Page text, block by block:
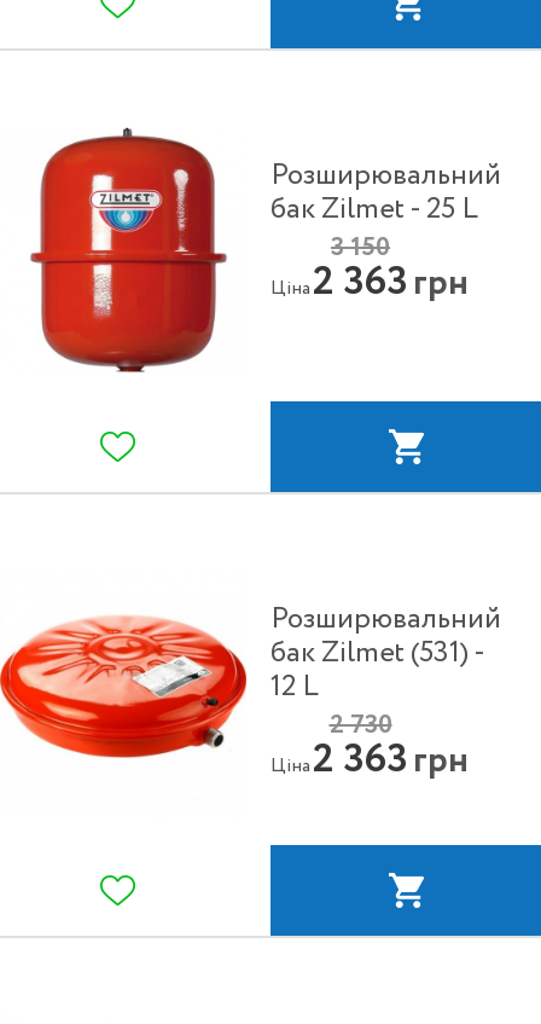
Розширювальний
бак Zilmet - 25 L
Ціна
3 150
2 363грн
Розширювальний
бак Zilmet (531) -
12 L
Ціна
2 730
2 363грн